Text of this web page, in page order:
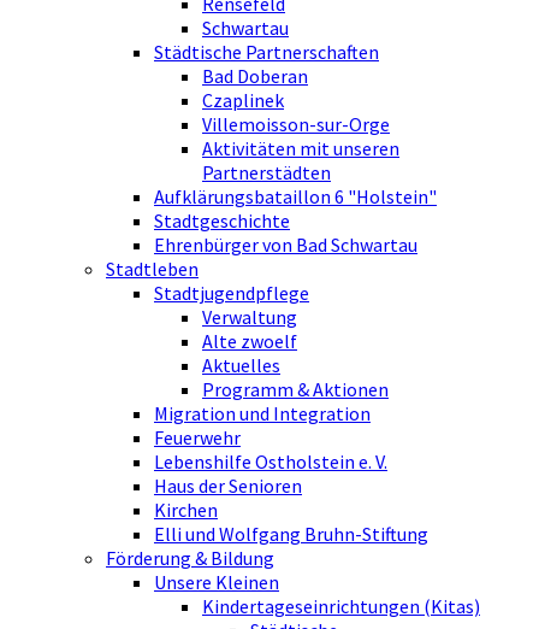
Schwartau
Städtische Partnerschaften
Bad Doberan
Czaplinek
Villemoisson-sur-Orge
Aktivitäten mit unseren
Partnerstädten
Aufklärungsbataillon 6 "Holstein"
Stadtgeschichte
Ehrenbürger von Bad Schwartau
Stadtleben
Stadtjugendpflege
Verwaltung
Alte zwoelf
Aktuelles
Programm & Aktionen
Migration und Integration
Feuerwehr
Lebenshilfe Ostholstein e. V.
Haus der Senioren
Kirchen
Elli und Wolfgang Bruhn-Stiftung
Förderung & Bildung
Unsere Kleinen
Kindertageseinrichtungen (Kitas)